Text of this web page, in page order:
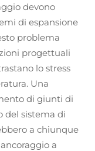
devono
di espansione
problema
progettuali
lo stress
Una
di giunti di
del sistema di
a chiunque
a